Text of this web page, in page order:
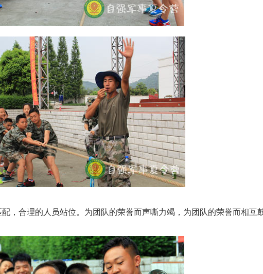
，合理的人员站位。为团队的荣誉而声嘶力竭，为团队的荣誉而相互